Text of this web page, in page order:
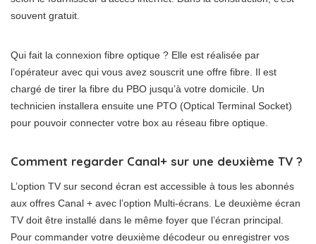
souvent gratuit.
Qui fait la connexion fibre optique ? Elle est réalisée par
l’opérateur avec qui vous avez souscrit une offre fibre. Il est
chargé de tirer la fibre du PBO jusqu’à votre domicile. Un
technicien installera ensuite une PTO (Optical Terminal Socket)
pour pouvoir connecter votre box au réseau fibre optique.
Comment regarder Canal+ sur une deuxième TV ?
L’option TV sur second écran est accessible à tous les abonnés
aux offres Canal + avec l’option Multi-écrans. Le deuxième écran
TV doit être installé dans le même foyer que l’écran principal.
Pour commander votre deuxième décodeur ou enregistrer vos